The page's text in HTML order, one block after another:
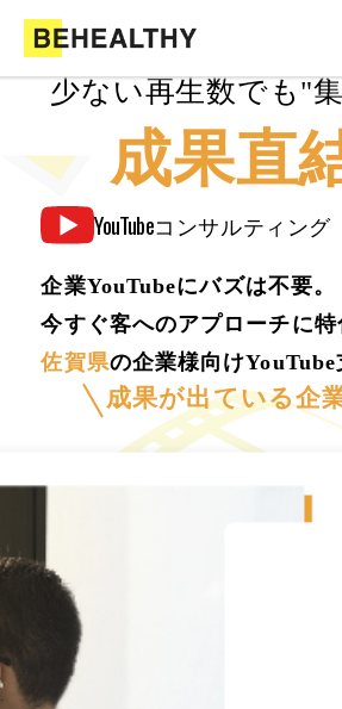
少ない再生数でも"
成果直
YouTubeコンサルティング
企業YouTubeにバズは不要。
今すぐ客へのアプローチに特
佐賀県の企業様向けYouTube
成果が出ている企